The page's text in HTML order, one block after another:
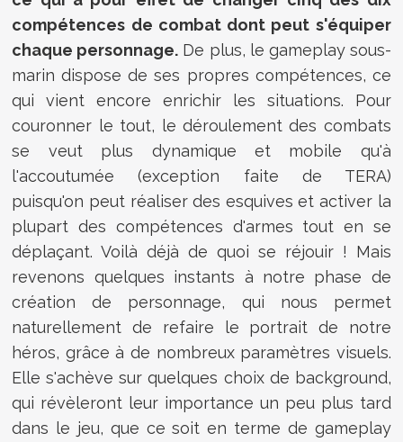
compétences de combat dont peut s'équiper
chaque personnage. De plus, le gameplay sous-
marin dispose de ses propres compétences, ce
qui vient encore enrichir les situations. Pour
couronner le tout, le déroulement des combats
se veut plus dynamique et mobile qu'à
l'accoutumée (exception faite de TERA)
puisqu'on peut réaliser des esquives et activer la
plupart des compétences d'armes tout en se
déplaçant. Voilà déjà de quoi se réjouir ! Mais
revenons quelques instants à notre phase de
création de personnage, qui nous permet
naturellement de refaire le portrait de notre
héros, grâce à de nombreux paramètres visuels.
Elle s'achève sur quelques choix de background,
qui révèleront leur importance un peu plus tard
dans le jeu, que ce soit en terme de gameplay